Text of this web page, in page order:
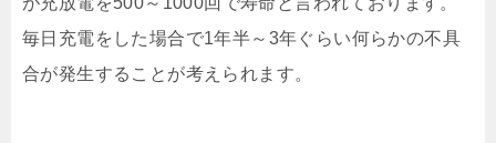
毎日充電をした場合で1年半～3年ぐらい何らかの不具
合が発生することが考えられます。